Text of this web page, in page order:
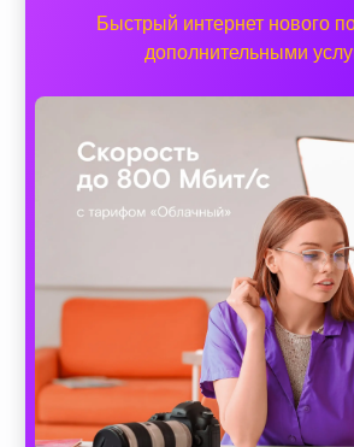
Быстрый интернет нового
дополнительными